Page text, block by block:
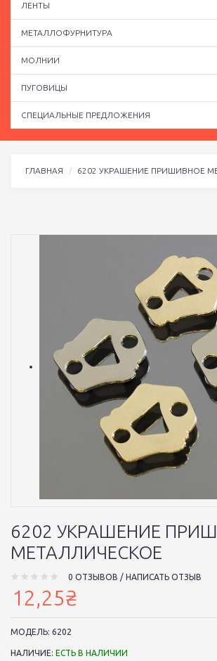
ЛЕНТЫ
МЕТАЛЛОФУРНИТУРА
МОЛНИИ
ПУГОВИЦЫ
СПЕЦИАЛЬНЫЕ ПРЕДЛОЖЕНИЯ
ГЛАВНАЯ 6202 УКРАШЕНИЕ ПРИШИВНОЕ
6202 УКРАШЕНИЕ
МЕТАЛЛИЧЕСКОЕ
0 ОТЗЫВОВ / НАПИСАТЬ ОТЗЫВ
12,25₴
МОДЕЛЬ: 6202
НАЛИЧИЕ: ЕСТЬ В НАЛИЧИИ